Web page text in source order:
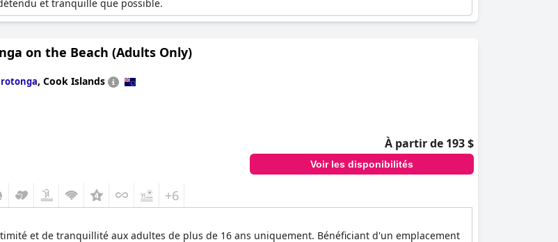
et tranquille que possible.
on the Beach (Adults Only)
, Cook Islands
À partir de 193 $
Voir les disponibilités
+6
et de tranquillité aux adultes de plus de 16 ans uniquement. Bénéficiant d'un emplacement